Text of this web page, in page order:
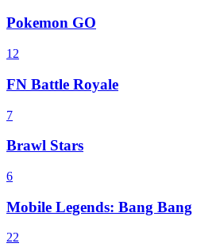
Pokemon GO
12
FN Battle Royale
7
Brawl Stars
6
Mobile Legends: Bang Bang
22